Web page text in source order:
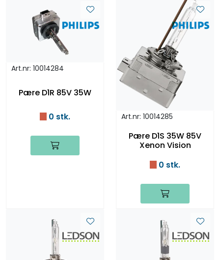
Art.nr: 10014284
Pære D1R 85V 35W
0 stk. Art.nr: 10014285
Pære D1S 35W 85V
Xenon Vision
0 stk.